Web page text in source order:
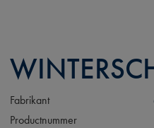
Fabrikant
Productnummer